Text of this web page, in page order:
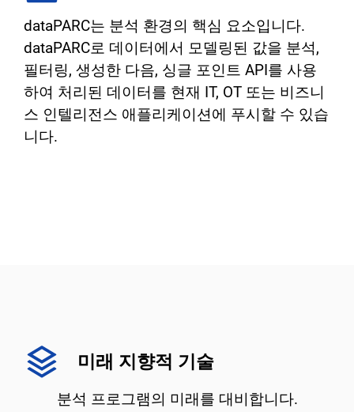
dataPARC는 분석 환경의 핵심 요소입니다.
dataPARC로 데이터에서 모델링된 값을 분석,
필터링, 생성한 다음, 싱글 포인트 API를 사용
하여 처리된 데이터를 현재 IT, OT 또는 비즈니
스 인텔리전스 애플리케이션에 푸시할 수 있습
니다.
미래 지향적 기술
분석 프로그램의 미래를 대비합니다.